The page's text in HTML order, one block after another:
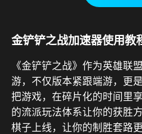
金铲铲之战加速器使用教
《金铲铲之战》作为英雄联
游，不仅版本紧跟端游，更
把游戏，在碎片化的时间里
的流派玩法体系让你的获胜
棋子上线，让你的制胜套路